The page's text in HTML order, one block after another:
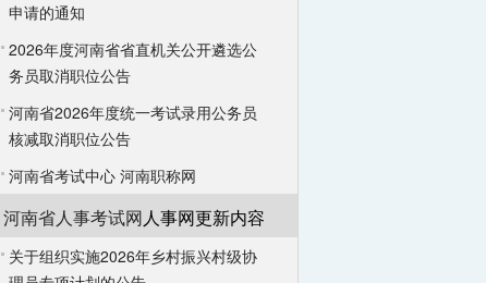
申请的通知
2026年度河南省省直机关公开遴选公
务员取消职位公告
河南省2026年度统一考试录用公务员
核减取消职位公告
河南省考试中心 河南职称网
河南省人事考试网人事网更新内容
关于组织实施2026年乡村振兴村级协